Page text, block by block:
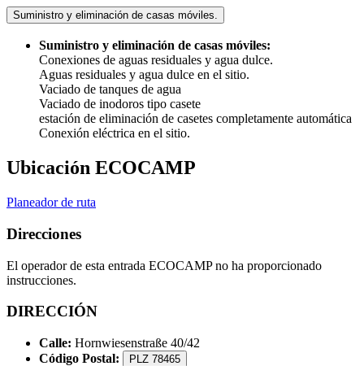
Suministro y eliminación de casas móviles.
Suministro y eliminación de casas móviles:
Conexiones de aguas residuales y agua dulce.
Aguas residuales y agua dulce en el sitio.
Vaciado de tanques de agua
Vaciado de inodoros tipo casete
estación de eliminación de casetes completamente automática
Conexión eléctrica en el sitio.
Ubicación ECOCAMP
Planeador de ruta
Direcciones
El operador de esta entrada ECOCAMP no ha proporcionado
instrucciones.
DIRECCIÓN
Calle: Hornwiesenstraße 40/42
Código Postal:
PLZ 78465